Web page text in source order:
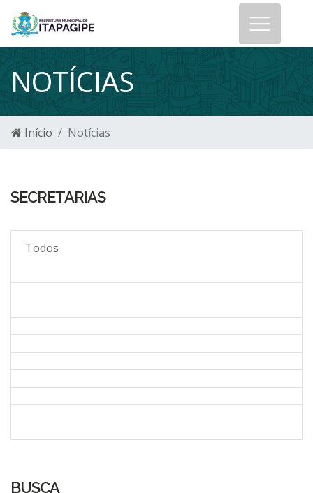
NOTÍCIAS
Início Notícias
SECRETARIAS
Todos
BUSCA